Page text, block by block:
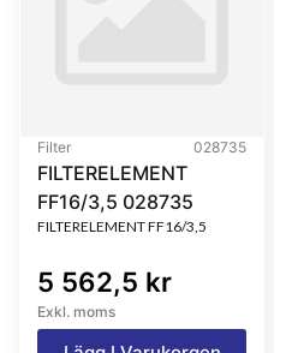
Filter 028735
FILTERELEMENT
FF16/3,5 028735
FILTERELEMENT FF16/3,5
5 562,5 kr
Exkl. moms